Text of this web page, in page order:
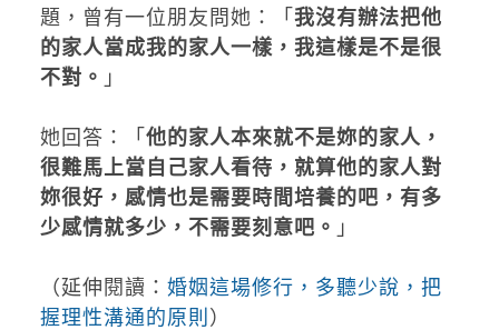
題，曾有一位朋友問她：「 我沒有辦法把他
的家人當成我的家人一樣，我這樣是不是很
不對。 」
她回答：「 他的家人本來就不是妳的家人，
很難馬上當自己家人看待，就算他的家人對
妳很好，感情也是需要時間培養的吧，有多
少感情就多少，不需要刻意吧。 」
（延伸閱讀： 婚姻這場修行，多聽少說，把
握理性溝通的原則 ）